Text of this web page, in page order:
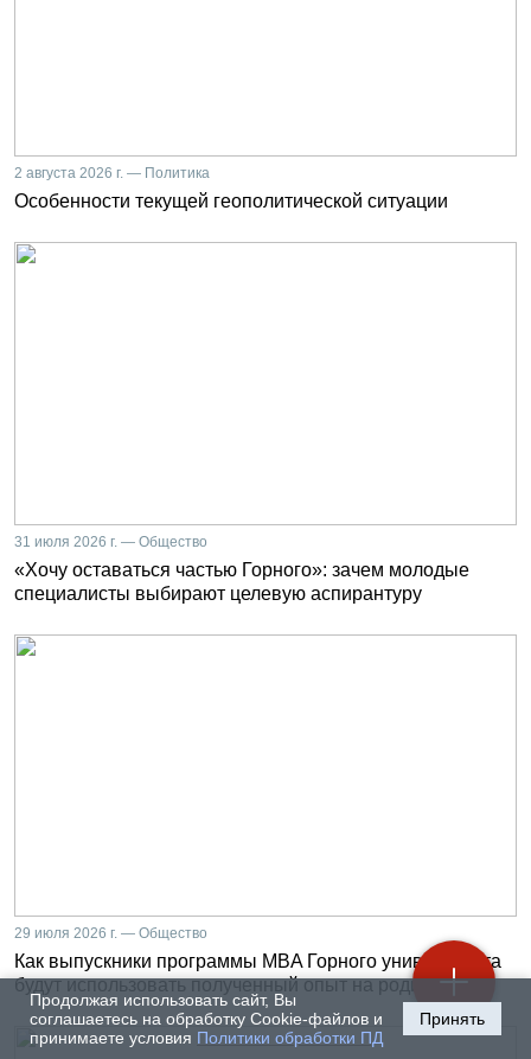
Продолжая использовать сайт, Вы
соглашаетесь на обработку Cookie-файлов и
принимаете условия Политики обработки ПД
Принять
2 августа 2026 г. — Политика
Особенности текущей геополитической ситуации
31 июля 2026 г. — Общество
«Хочу оставаться частью Горного»: зачем молодые
специалисты выбирают целевую аспирантуру
29 июля 2026 г. — Общество
Как выпускники программы MBA Горного университета
будут использовать полученный опыт на родине